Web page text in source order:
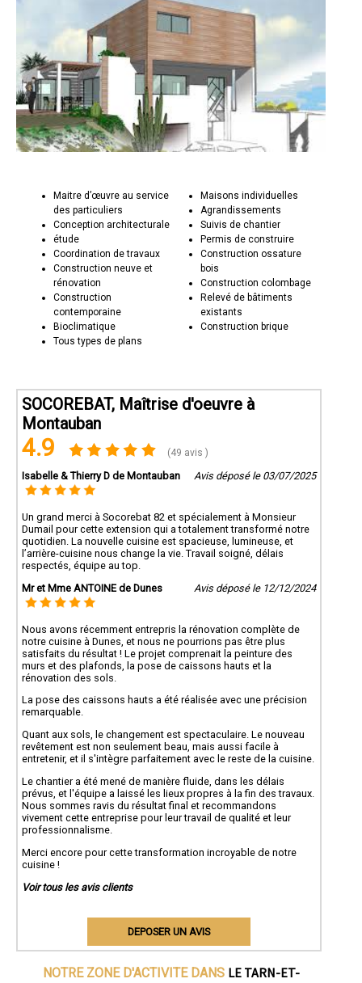
Maitre d’œuvre au service
des particuliers
Conception architecturale
étude
Coordination de travaux
Construction neuve et
rénovation
Construction
contemporaine
Bioclimatique
Tous types de plans
Maisons individuelles
Agrandissements
Suivis de chantier
Permis de construire
Construction ossature
bois
Construction colombage
Relevé de bâtiments
existants
Construction brique
SOCOREBAT, Maîtrise d'oeuvre à
Montauban
4.9 (49 avis )
Isabelle & Thierry D de Montauban Avis déposé le 03/07/2025
Un grand merci à Socorebat 82 et spécialement à Monsieur
Dumail pour cette extension qui a totalement transformé notre
quotidien. La nouvelle cuisine est spacieuse, lumineuse, et
l’arrière-cuisine nous change la vie. Travail soigné, délais
respectés, équipe au top.
Mr et Mme ANTOINE de Dunes
Avis déposé le 12/12/2024
Nous avons récemment entrepris la rénovation complète de
notre cuisine à Dunes, et nous ne pourrions pas être plus
satisfaits du résultat ! Le projet comprenait la peinture des
murs et des plafonds, la pose de caissons hauts et la
rénovation des sols.
La pose des caissons hauts a été réalisée avec une précision
remarquable.
Quant aux sols, le changement est spectaculaire. Le nouveau
revêtement est non seulement beau, mais aussi facile à
entretenir, et il s'intègre parfaitement avec le reste de la cuisine.
Le chantier a été mené de manière fluide, dans les délais
prévus, et l'équipe a laissé les lieux propres à la fin des travaux.
Nous sommes ravis du résultat final et recommandons
vivement cette entreprise pour leur travail de qualité et leur
professionnalisme.
Merci encore pour cette transformation incroyable de notre
cuisine !
Voir tous les avis clients
DEPOSER UN AVIS
NOTRE ZONE D'ACTIVITE DANS LE TARN-ET-